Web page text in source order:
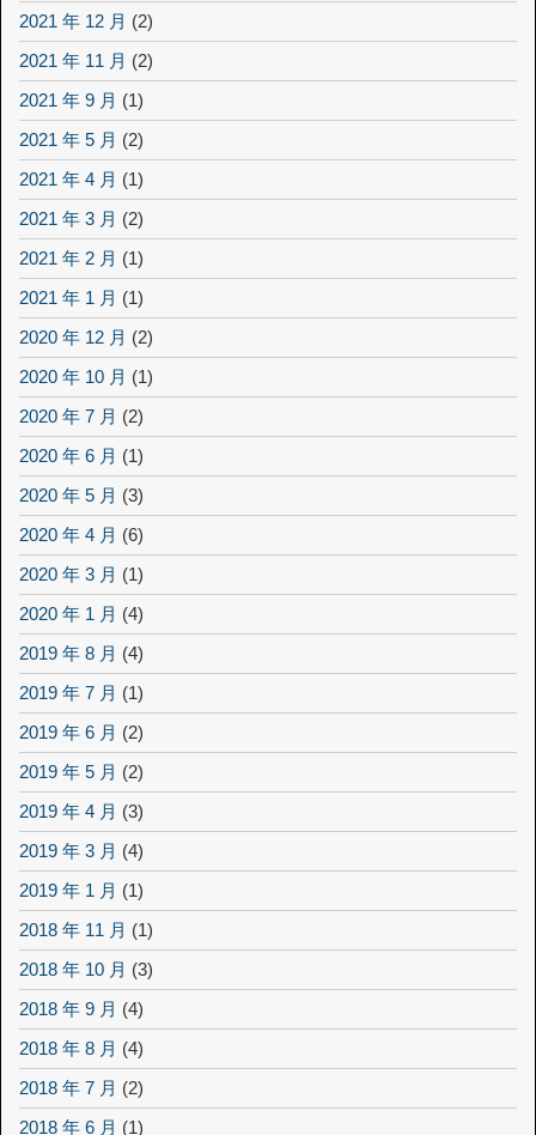
2021 年 12 月 (2)
2021 年 11 月 (2)
2021 年 9 月 (1)
2021 年 5 月 (2)
2021 年 4 月 (1)
2021 年 3 月 (2)
2021 年 2 月 (1)
2021 年 1 月 (1)
2020 年 12 月 (2)
2020 年 10 月 (1)
2020 年 7 月 (2)
2020 年 6 月 (1)
2020 年 5 月 (3)
2020 年 4 月 (6)
2020 年 3 月 (1)
2020 年 1 月 (4)
2019 年 8 月 (4)
2019 年 7 月 (1)
2019 年 6 月 (2)
2019 年 5 月 (2)
2019 年 4 月 (3)
2019 年 3 月 (4)
2019 年 1 月 (1)
2018 年 11 月 (1)
2018 年 10 月 (3)
2018 年 9 月 (4)
2018 年 8 月 (4)
2018 年 7 月 (2)
2018 年 6 月 (1)